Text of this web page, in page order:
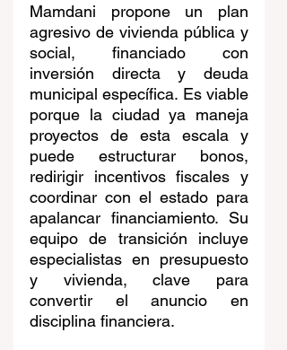
Mamdani propone un plan
agresivo de vivienda pública y
social, financiado con
inversión directa y deuda
municipal específica. Es viable
porque la ciudad ya maneja
proyectos de esta escala y
puede estructurar bonos,
redirigir incentivos fiscales y
coordinar con el estado para
apalancar financiamiento. Su
equipo de transición incluye
especialistas en presupuesto
y vivienda, clave para
convertir el anuncio en
disciplina financiera.